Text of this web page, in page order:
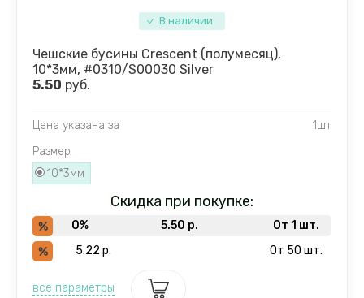
В наличии
Чешские бусины Crescent (полумесяц),
10*3мм, #0310/S00030 Silver
5.50 руб.
Цена указана за
1шт
Размер
10*3мм
Скидка при покупке:
0% 5.50 р.
От 1 шт.
5.22 р. От 50 шт.
все параметры